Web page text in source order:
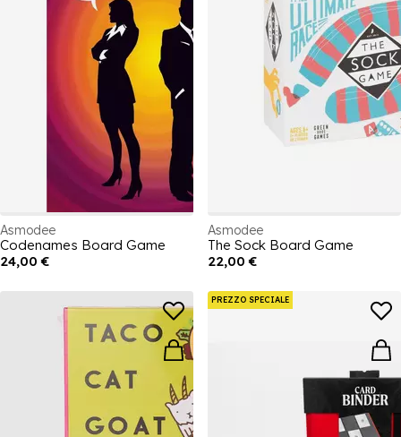
Asmodee
Codenames Board Game
24,00 €
Asmodee
The Sock Board Game
22,00 €
PREZZO SPECIALE